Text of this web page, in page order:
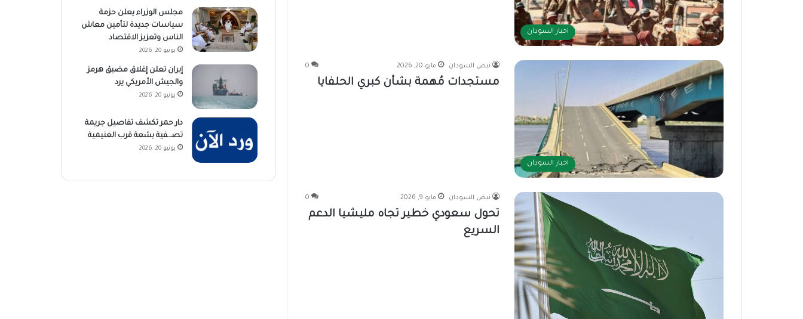
اخبار السودان
اخبار السودان
نبض السودان مايو 20, 2026 0
مستجدات مُهمة بشأن كبري الحلفايا
نبض السودان مايو 9, 2026 0
تحول سعودي خطير تجاه مليشيا الدعم
السريع
مجلس الوزراء يعلن حزمة
سياسات جديدة لتأمين معاش
الناس وتعزيز الاقتصاد
يونيو 20, 2026
إيران تعلن إغلاق مضيق هرمز
والجيش الأمريكي يرد
يونيو 20, 2026
دار حمر تكشف تفاصيل جريمة
تصـ.ـفية بشعة قرب الغنيمية
يونيو 20, 2026